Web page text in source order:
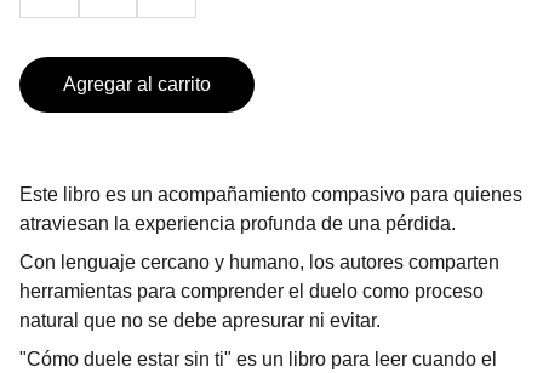
Agregar al carrito
Este libro es un acompañamiento compasivo para quienes
atraviesan la experiencia profunda de una pérdida.
Con lenguaje cercano y humano, los autores comparten
herramientas para comprender el duelo como proceso
natural que no se debe apresurar ni evitar.
"Cómo duele estar sin ti" es un libro para leer cuando el